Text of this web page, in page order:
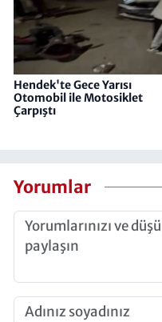
Hendek'te Gece Yarısı
Otomobil ile Motosiklet
Çarpıştı
Yorumlar